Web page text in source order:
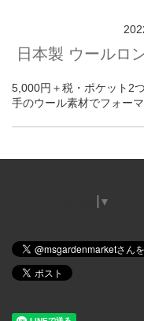
日本製 ウールロ
5,000円＋税・ポケット2
手のウール素材でフォー
▼